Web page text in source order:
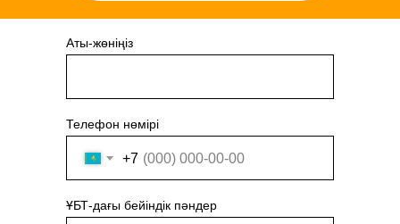
Аты-жөніңіз
Телефон нөмірі
+7
ҰБТ-дағы бейіндік пәндер